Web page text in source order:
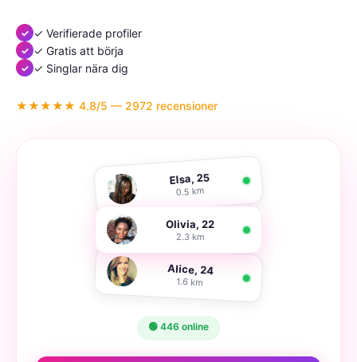
✓ Verifierade profiler
✓ Gratis att börja
✓ Singlar nära dig
★★★★★ 4.8/5 — 2972 recensioner
Elsa, 25
0.5 km
Olivia, 22
2.3 km
Alice, 24
1.6 km
🟢 446 online